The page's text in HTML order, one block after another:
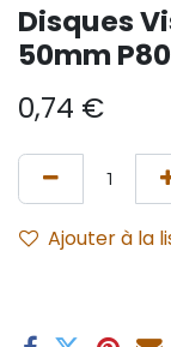
Disques
50mm P80
0,74 €
Ajouter à la